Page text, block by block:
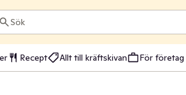
Sök
Recept Allt till kräftskivan För företag